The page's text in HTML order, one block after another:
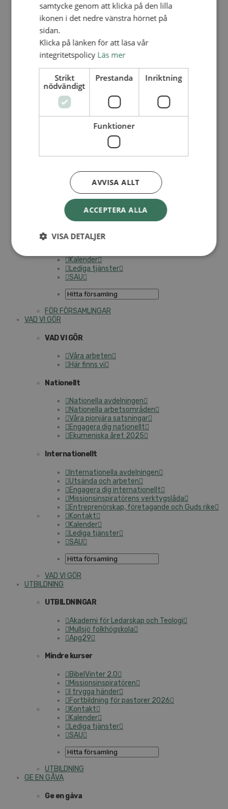
Lediga tjänster
FÖR FÖRSAMLINGAR
FÖRDJUPNING OCH UTVECKLING
Missionella initiativ
Smågrupper
Skapelse och miljö
Gudstjänst
Vänförsamling
Integrationsarbete
För barns bästa – överallt
Missionsinspiratörens verktygslåda
Redovisning och lönehantering
Kyrkoavgiften
LOGGA IN
Personalförsäkringar
SAMP – personalförbundet
Kalender
Lediga tjänster
SAU
FÖR FÖRSAMLINGAR
VAD VI GÖR
VAD VI GÖR
Våra arbeten
Här finns vi
Nationellt
Nationella avdelningen
Nationella arbetsområden
Våra pionjära satsningar
Engagera dig nationellt
Ekumeniska året 2025
Internationellt
Internationella avdelningen
Utsända och arbeten
Engagera dig internationellt
Missionsinspiratörens verktygslåda
Entreprenörskap, företagande och Guds rike
Kontakt
Kalender
Lediga tjänster
SAU
VAD VI GÖR
UTBILDNING
UTBILDNINGAR
Akademi för Ledarskap och Teologi
Mullsjö folkhögskola
Apg29
Mindre kurser
BibelVinter 2.0
Missionsinspiratören
I trygga händer
Fortbildning för pastorer 2026
Kontakt
Kalender
Lediga tjänster
SAU
UTBILDNING
GE EN GÅVA
Ge en gåva
samtycke genom att klicka på den lilla
ikonen i det nedre vänstra hörnet på
sidan.
Klicka på länken för att läsa vår
integritetspolicy Läs mer
Strikt
nödvändigt
Prestanda Inriktning
Funktioner
ACCEPTERA ALLA
AVVISA ALLT
VISA DETALJER